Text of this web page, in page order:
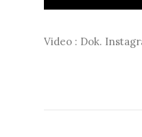
Video : Dok.